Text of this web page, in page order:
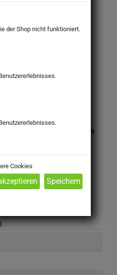
0.01g
B 12)
(Weizen, Gerste), sowie daraus
der Shop nicht funktioniert.
Cookies